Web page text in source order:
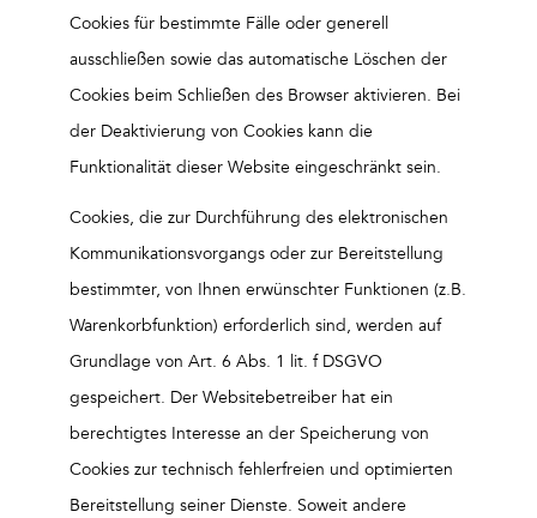
Cookies für bestimmte Fälle oder generell
ausschließen sowie das automatische Löschen der
Cookies beim Schließen des Browser aktivieren. Bei
der Deaktivierung von Cookies kann die
Funktionalität dieser Website eingeschränkt sein.
Cookies, die zur Durchführung des elektronischen
Kommunikationsvorgangs oder zur Bereitstellung
bestimmter, von Ihnen erwünschter Funktionen (z.B.
Warenkorbfunktion) erforderlich sind, werden auf
Grundlage von Art. 6 Abs. 1 lit. f DSGVO
gespeichert. Der Websitebetreiber hat ein
berechtigtes Interesse an der Speicherung von
Cookies zur technisch fehlerfreien und optimierten
Bereitstellung seiner Dienste. Soweit andere